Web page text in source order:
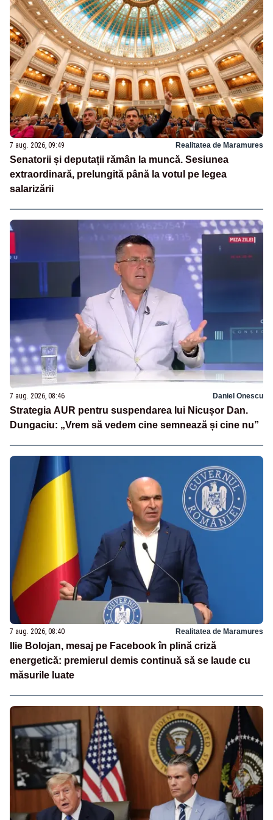
7 aug. 2026, 09:49 Realitatea de Maramures
Senatorii și deputații rămân la muncă. Sesiunea
extraordinară, prelungită până la votul pe legea
salarizării
7 aug. 2026, 08:46 Daniel Onescu
Strategia AUR pentru suspendarea lui Nicușor Dan.
Dungaciu: „Vrem să vedem cine semnează și cine nu”
7 aug. 2026, 08:40 Realitatea de Maramures
Ilie Bolojan, mesaj pe Facebook în plină criză
energetică: premierul demis continuă să se laude cu
măsurile luate